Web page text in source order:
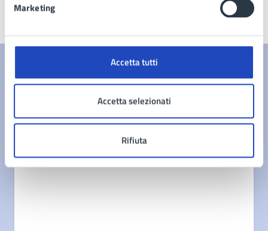
Marketing
Accetta tutti
Accetta selezionati
Rifiuta
Contenuti correlati
Documenti
Elenco Beni Confiscati